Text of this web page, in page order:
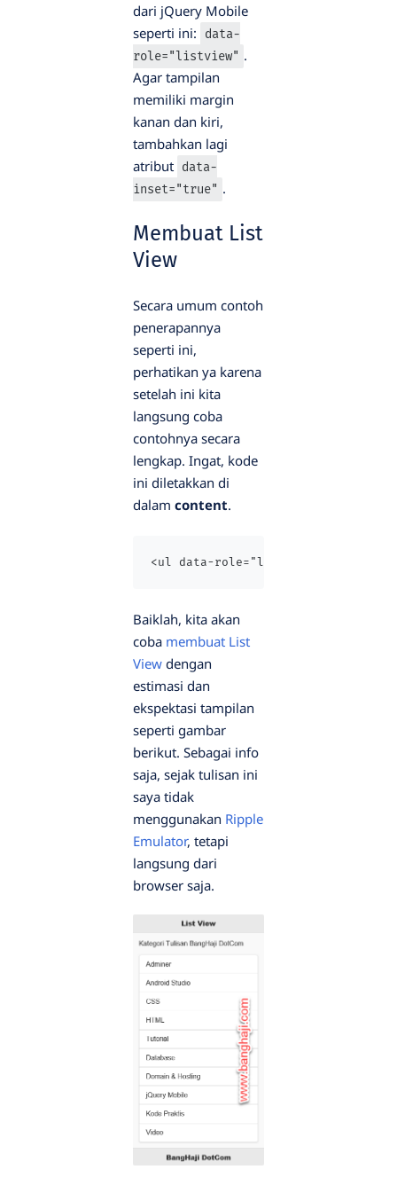
dari jQuery Mobile
seperti ini:
data-
role="listview" .
Agar tampilan
memiliki margin
kanan dan kiri,
tambahkan lagi
atribut data-
inset="true" .
Membuat List
View
Secara umum contoh
penerapannya
seperti ini,
perhatikan ya karena
setelah ini kita
langsung coba
contohnya secara
lengkap. Ingat, kode
ini diletakkan di
dalam content.
<ul data-role="listview" data-
Baiklah, kita akan
coba membuat List
View dengan
estimasi dan
ekspektasi tampilan
seperti gambar
berikut. Sebagai info
saja, sejak tulisan ini
saya tidak
menggunakan Ripple
Emulator, tetapi
langsung dari
browser saja.